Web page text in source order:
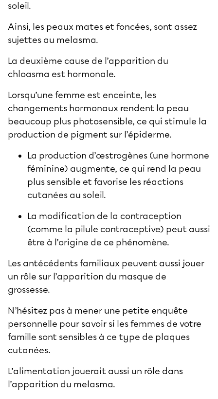
soleil.
Ainsi, les peaux mates et foncées, sont assez
sujettes au melasma.
La deuxième cause de l’apparition du
chloasma est hormonale.
Lorsqu’une femme est enceinte, les
changements hormonaux rendent la peau
beaucoup plus photosensible, ce qui stimule la
production de pigment sur l’épiderme.
La production d’œstrogènes (une hormone
féminine) augmente, ce qui rend la peau
plus sensible et favorise les réactions
cutanées au soleil.
La modification de la contraception
(comme la pilule contraceptive) peut aussi
être à l’origine de ce phénomène.
Les antécédents familiaux peuvent aussi jouer
un rôle sur l’apparition du masque de
grossesse.
N’hésitez pas à mener une petite enquête
personnelle pour savoir si les femmes de votre
famille sont sensibles à ce type de plaques
cutanées.
L’alimentation jouerait aussi un rôle dans
l’apparition du melasma.